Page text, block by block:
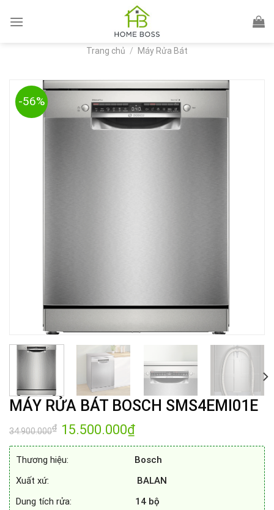
Trang chủ / Máy Rửa Bát
-56%
MÁY RỬA BÁT BOSCH SMS4EMI01E
34.900.000₫ Giá
gốc
là:
15.500.000₫Giá
tại
15.500.000₫.
Thương hiệu:
Bosch
Xuất xứ:
BALAN
Dung tích rửa: 14 bộ